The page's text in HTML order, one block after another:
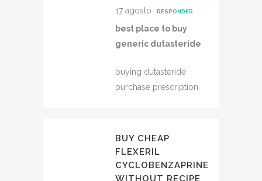
17 agosto
RESPONDER
best place to buy
generic dutasteride
buying dutasteride
purchase prescription
BUY CHEAP
FLEXERIL
CYCLOBENZAPRINE
WITHOUT RECIPE